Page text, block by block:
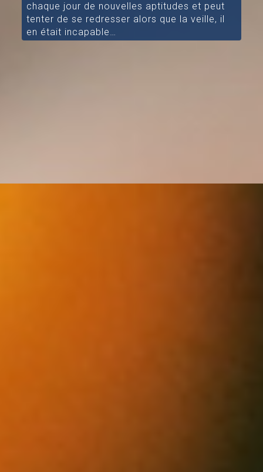
chaque jour de nouvelles aptitudes et peut
tenter de se redresser alors que la veille, il
en était incapable…